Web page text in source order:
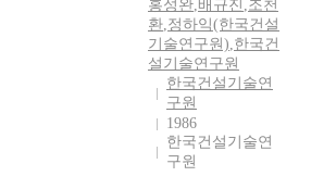
홍성완,배규진 ,조천
환,정하익(한국건설
기술연구원),한국건
설기술연구원
한국건설기술연
구원
1986
한국건설기술연
구원